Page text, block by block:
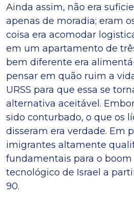
Ainda assim, não era
apenas de moradia; eram
coisa era acomodar
em um apartamento de
bem diferente era
pensar em quão ruim a
URSS para que essa se
alternativa aceitável.
sido conturbado, o que os
disseram era verdade. Em
imigrantes altamente
fundamentais para o
tecnológico de Israel a
90.